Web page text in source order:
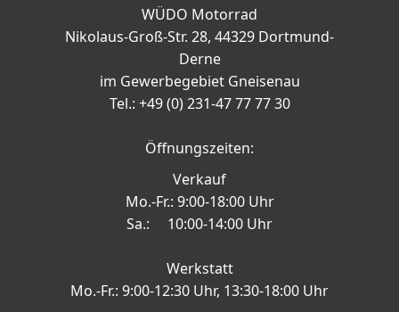
WÜDO Motorrad
Nikolaus-Groß-Str. 28, 44329 Dortmund-
Derne
im Gewerbegebiet Gneisenau
Tel.: +49 (0) 231-47 77 77 30
Öffnungszeiten:
Verkauf
Mo.-Fr.: 9:00-18:00 Uhr
Sa.: 10:00-14:00 Uhr
Werkstatt
Mo.-Fr.: 9:00-12:30 Uhr, 13:30-18:00 Uhr